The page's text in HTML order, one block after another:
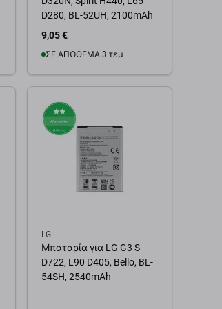
D280, BL-52UH, 2100mAh
9,05 €
ΣΕ ΑΠΌΘΕΜΑ 3 τεμ
LG
Μπαταρία για LG G3 S
D722, L90 D405, Bello, BL-
54SH, 2540mAh